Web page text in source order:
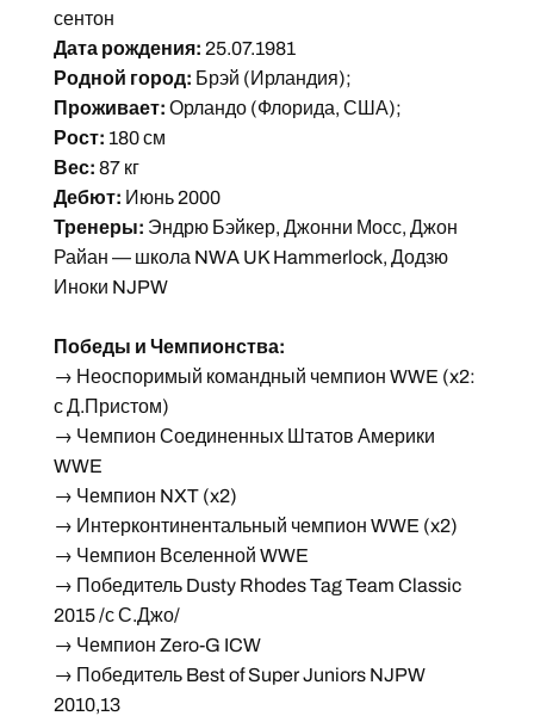
сентон
Дата рождения: 25.07.1981
Родной город: Брэй (Ирландия);
Проживает: Орландо (Флорида, США);
Рост: 180 см
Вес: 87 кг
Дебют: Июнь 2000
Тренеры: Эндрю Бэйкер, Джонни Мосс, Джон
Райан — школа NWA UK Hammerlock, Додзю
Иноки NJPW
Победы и Чемпионства:
→ Неоспоримый командный чемпион WWE (x2:
с Д.Пристом)
→ Чемпион Соединенных Штатов Америки
WWE
→ Чемпион NXT (x2)
→ Интерконтинентальный чемпион WWE (x2)
→ Чемпион Вселенной WWE
→ Победитель Dusty Rhodes Tag Team Classic
2015 /с С.Джо/
→ Чемпион Zero-G ICW
→ Победитель Best of Super Juniors NJPW
2010,13